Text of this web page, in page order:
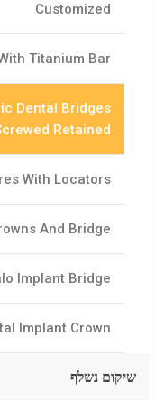
Customized
Titanium Bar
Dental Bridges
Retained
With Locators
And Bridge
Implant Bridge
Implant Crown
שיקום נשלף